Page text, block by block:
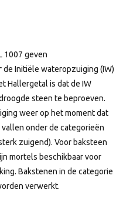
1007 geven
Initiële wateropzuiging (IW)
Hallergetal is dat de IW
steen te beproeven.
weer op het moment dat
onder de categorieën
zuigend). Voor baksteen
mortels beschikbaar voor
Bakstenen in de categorie
verwerkt.